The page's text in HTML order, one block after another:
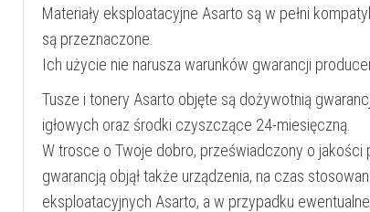
Materiały eksploatacyjne Asarto są w pełni
są przeznaczone.
Ich użycie nie narusza warunków gwarancji
Tusze i tonery Asarto objęte są dożywotnią
igłowych oraz środki czyszczące 24-miesięczną.
W trosce o Twoje dobro, przeświadczony o jakości
gwarancją objął także urządzenia, na czas
eksploatacyjnych Asarto, a w przypadku